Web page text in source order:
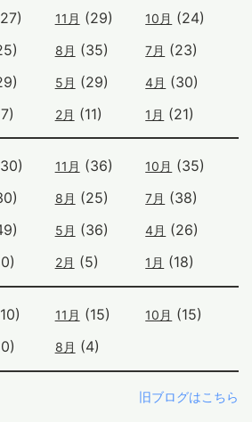
11月 (29) 10月 (24)
8月 (35) 7月 (23)
5月 (29) 4月 (30)
2月 (11) 1月 (21)
11月 (36) 10月 (35)
8月 (25) 7月 (38)
5月 (36) 4月 (26)
2月 (5) 1月 (18)
11月 (15) 10月 (15)
8月 (4)
旧ブログはこちら